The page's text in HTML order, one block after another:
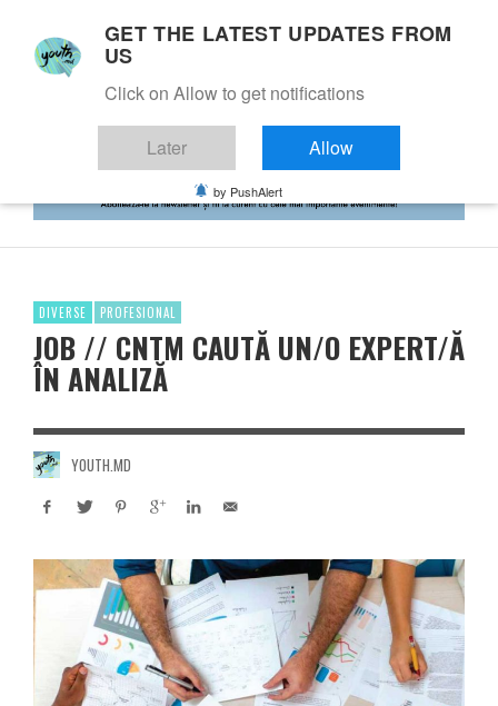
DIVERSE PROFESIONAL
JOB // CNTM CAUTĂ UN/O EXPERT/Ă
ÎN ANALIZĂ
YOUTH.MD
GET THE LATEST UPDATES FROM
US
Click on Allow to get notifications
Later Allow
by PushAlert